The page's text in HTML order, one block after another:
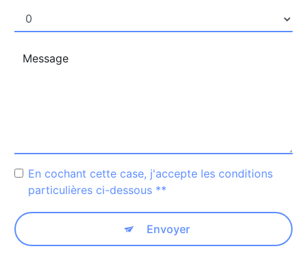
En cochant cette case, j'accepte les conditions
particulières ci-dessous **
Envoyer